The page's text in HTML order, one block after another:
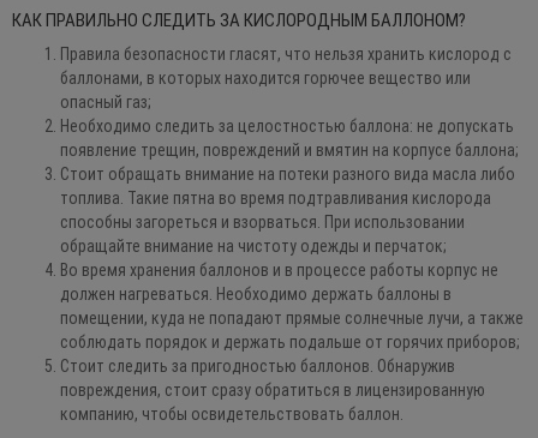
КАК ПРАВИЛЬНО СЛЕДИТЬ ЗА КИСЛОРОДНЫМ БАЛЛОНОМ?
Правила безопасности гласят, что нельзя хранить кислород с
баллонами, в которых находится горючее вещество или
опасный газ;
Необходимо следить за целостностью баллона: не допускать
появление трещин, повреждений и вмятин на корпусе баллона;
Стоит обращать внимание на потеки разного вида масла либо
топлива. Такие пятна во время подтравливания кислорода
способны загореться и взорваться. При использовании
обращайте внимание на чистоту одежды и перчаток;
Во время хранения баллонов и в процессе работы корпус не
должен нагреваться. Необходимо держать баллоны в
помещении, куда не попадают прямые солнечные лучи, а также
соблюдать порядок и держать подальше от горячих приборов;
Стоит следить за пригодностью баллонов. Обнаружив
повреждения, стоит сразу обратиться в лицензированную
компанию, чтобы освидетельствовать баллон.